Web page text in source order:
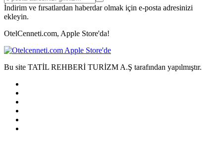
İndirim ve fırsatlardan haberdar olmak için e-posta adresinizi
ekleyin.
OtelCenneti.com, Apple Store'da!
Bu site TATİL REHBERİ TURİZM A.Ş tarafından yapılmıştır.